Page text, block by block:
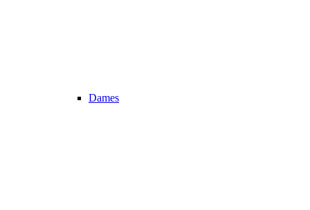
Dames